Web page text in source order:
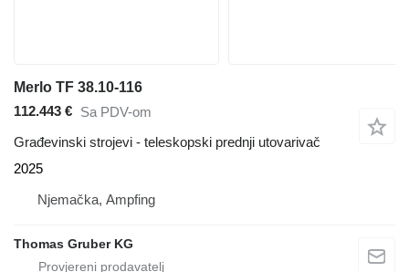
Merlo TF 38.10-116
112.443 € Sa PDV-om
Građevinski strojevi - teleskopski prednji utovarivač
2025
Njemačka, Ampfing
Thomas Gruber KG